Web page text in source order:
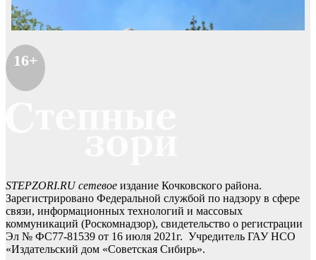
16+
STEPZORI.RU сетевое издание Кочковского района.
Зарегистрировано Федеральной службой по надзору в сфере
связи, информационных технологий и массовых
коммуникаций (Роскомнадзор), свидетельство о регистрации
Эл № ФС77-81539 от 16 июля 2021г. Учредитель ГАУ НСО
«Издательский дом «Советская Сибирь».